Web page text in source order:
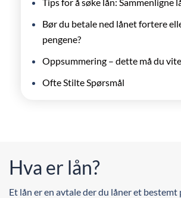
Bør du betale ned lånet fortere
pengene?
Oppsummering – dette må du
Ofte Stilte Spørsmål
Hva er lån?
Et lån er en avtale der du låner et bestemt